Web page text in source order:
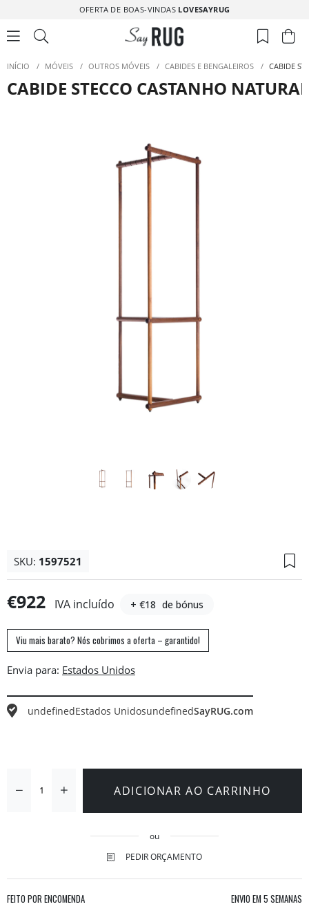
OFERTA DE BOAS-VINDAS LOVESAYRUG
INÍCIO / MÓVEIS / OUTROS MÓVEIS / CABIDES E BENGALEIROS / CABIDE
CABIDE STECCO CASTANHO NATURAL
SKU: 1597521
€922 IVA incluído + €18 de bónus
Viu mais barato? Nós cobrimos a oferta – garantido!
Envia para:
undefinedEstados UnidosundefinedSayRUG.com
ADICIONAR AO CARRINHO
ou
PEDIR ORÇAMENTO
FEITO POR ENCOMENDA ENVIO EM 5 SEMANAS